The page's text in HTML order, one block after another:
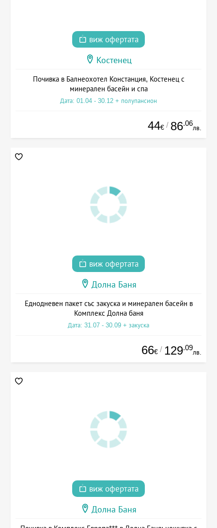
виж офертата
Костенец
Почивка в Балнеохотел Констанция, Костенец с
минерален басейн и спа
Дата: 01.04 - 30.12 + полупансион
44€ / 86.06
лв.
виж офертата
Долна Баня
Еднодневен пакет със закуска и минерален басейн в
Комплекс Долна баня
Дата: 31.07 - 30.09 + закуска
66€ / 129.09
лв.
виж офертата
Долна Баня